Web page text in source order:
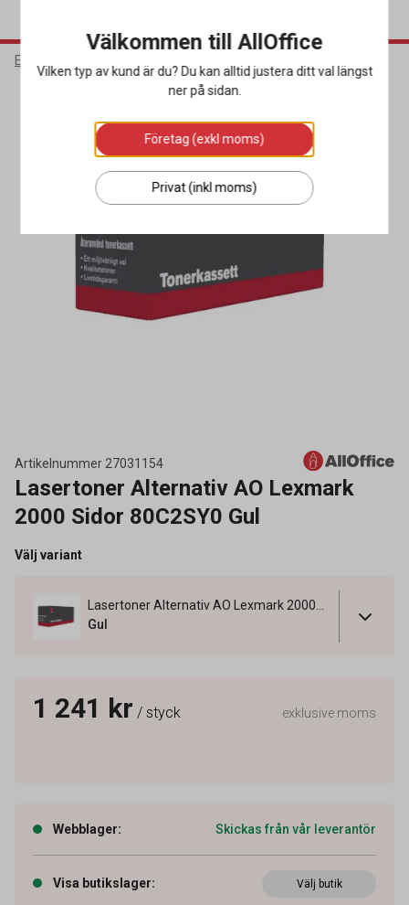
Elektronik
Artikelnummer 27031154
Lasertoner Alternativ AO Lexmark
2000 Sidor 80C2SY0 Gul
Välj variant
Gul
1 241 kr / styck exklusive moms
Webblager: Skickas från vår leverantör
Visa butikslager: Välj butik
Välkommen till AllOffice
Vilken typ av kund är du? Du kan alltid justera ditt val längst
ner på sidan.
Företag (exkl moms)
Privat (inkl moms)